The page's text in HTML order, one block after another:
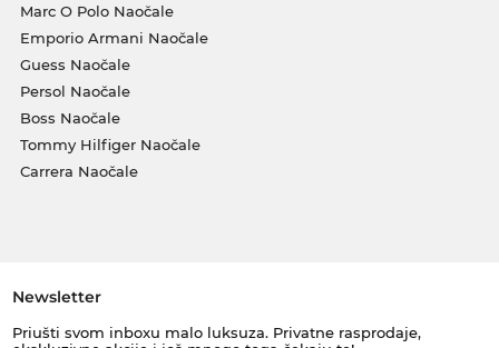
Marc O Polo Naočale
Emporio Armani Naočale
Guess Naočale
Persol Naočale
Boss Naočale
Tommy Hilfiger Naočale
Carrera Naočale
Newsletter
Priušti svom inboxu malo luksuza. Privatne rasprodaje,